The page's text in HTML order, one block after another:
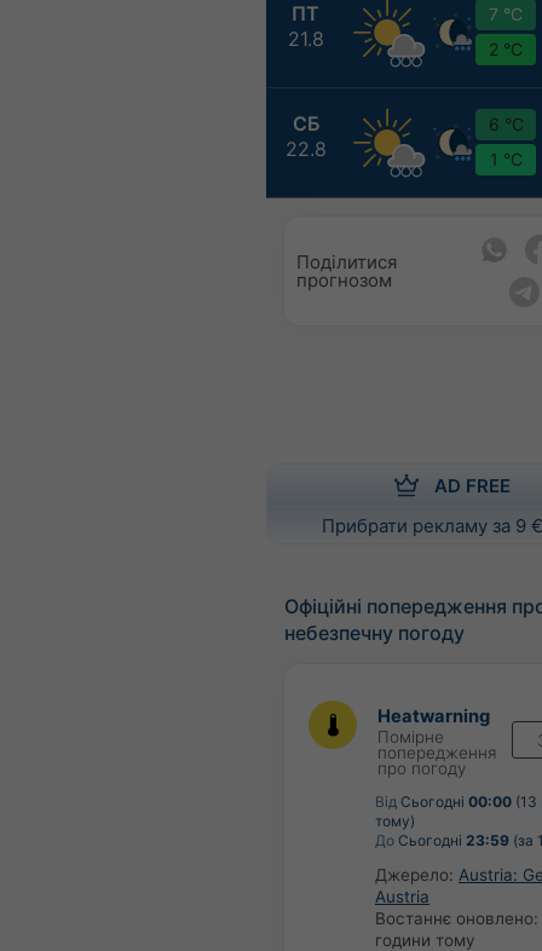
ПТ
21.8
7 °C
2 °C
СБ
22.8
6 °C
1 °C
Поділитися
прогнозом
AD FREE
Прибрати рекламу за 9
Офіційні попередження
небезпечну погоду
Heatwarning
Помірне
попередження
про погоду
Від Сьогодні 00:00 (13
тому)
До Сьогодні 23:59 (за
Джерело: Austria:
Austria
Востаннє оновлено:
години тому